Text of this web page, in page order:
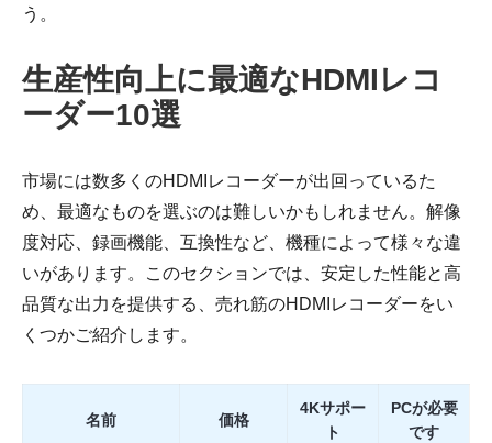
う。
生産性向上に最適なHDMIレコ
ーダー10選
市場には数多くのHDMIレコーダーが出回っているた
め、最適なものを選ぶのは難しいかもしれません。解像
度対応、録画機能、互換性など、機種によって様々な違
いがあります。このセクションでは、安定した性能と高
品質な出力を提供する、売れ筋のHDMIレコーダーをい
くつかご紹介します。
名前 価格
4Kサポー
ト
PCが必要
です